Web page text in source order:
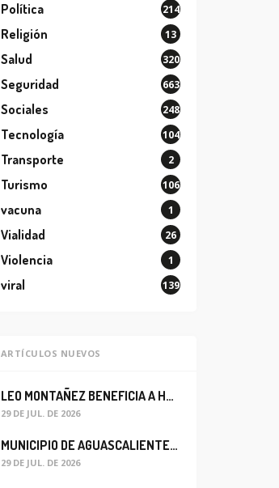
Política 214
Religión 13
Salud 320
Seguridad 663
Sociales 248
Tecnología 104
Transporte 2
Turismo 106
vacuna 1
Vialidad 26
Violencia 1
viral 139
ARTÍCULOS NUEVOS
LEO MONTAÑEZ BENEFICIA A HABITANTES DEL BARRIO DE LA SALUD CON MEJORA DEL ALCANTARILLADO SANITARIO
29 DE JUL. DE 2026
MUNICIPIO DE AGUASCALIENTES REABRE CIRCULACIÓN VEHICULAR EN LA CALLE JOSEFA ORTIZ DE DOMÍNGUEZ
29 DE JUL. DE 2026